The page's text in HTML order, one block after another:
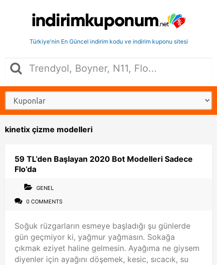
Türkiye'nin En Güncel indirim kodu ve indirim kuponu sitesi
kinetix çizme modelleri
59 TL’den Başlayan 2020 Bot Modelleri Sadece
Flo’da
GENEL
0 COMMENTS
Soğuk rüzgarların esmeye başladığı şu günlerde
gün geçmiyor ki, yağmur yağmasın. Sokağa
çıkmak eziyet haline gelmesin. Ayağıma ne giysem
diyenler için ayağını döşemek, kesic, sıcacık, su